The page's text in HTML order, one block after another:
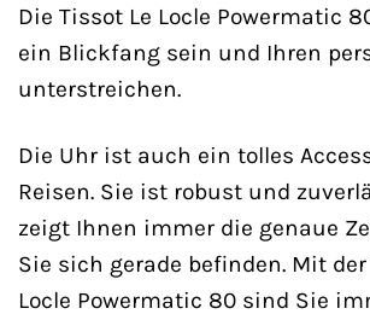
Die Tissot Le Locle Powermatic
ein Blickfang sein und Ihren
unterstreichen.
Die Uhr ist auch ein tolles
Reisen. Sie ist robust und
zeigt Ihnen immer die genaue
Sie sich gerade befinden. Mit der
Locle Powermatic 80 sind Sie